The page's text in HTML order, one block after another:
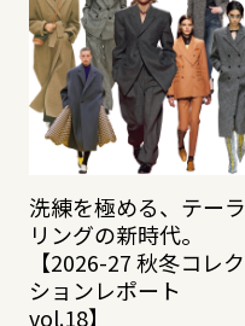
洗練を極める、テーラ
リングの新時代。
【2026-27 秋冬コレク
ションレポート
vol.18】